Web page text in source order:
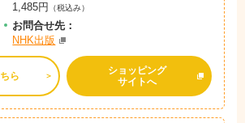
1,485円
（税込み）
お問合せ先：
NHK出版
ら
ショッピング
サイトへ